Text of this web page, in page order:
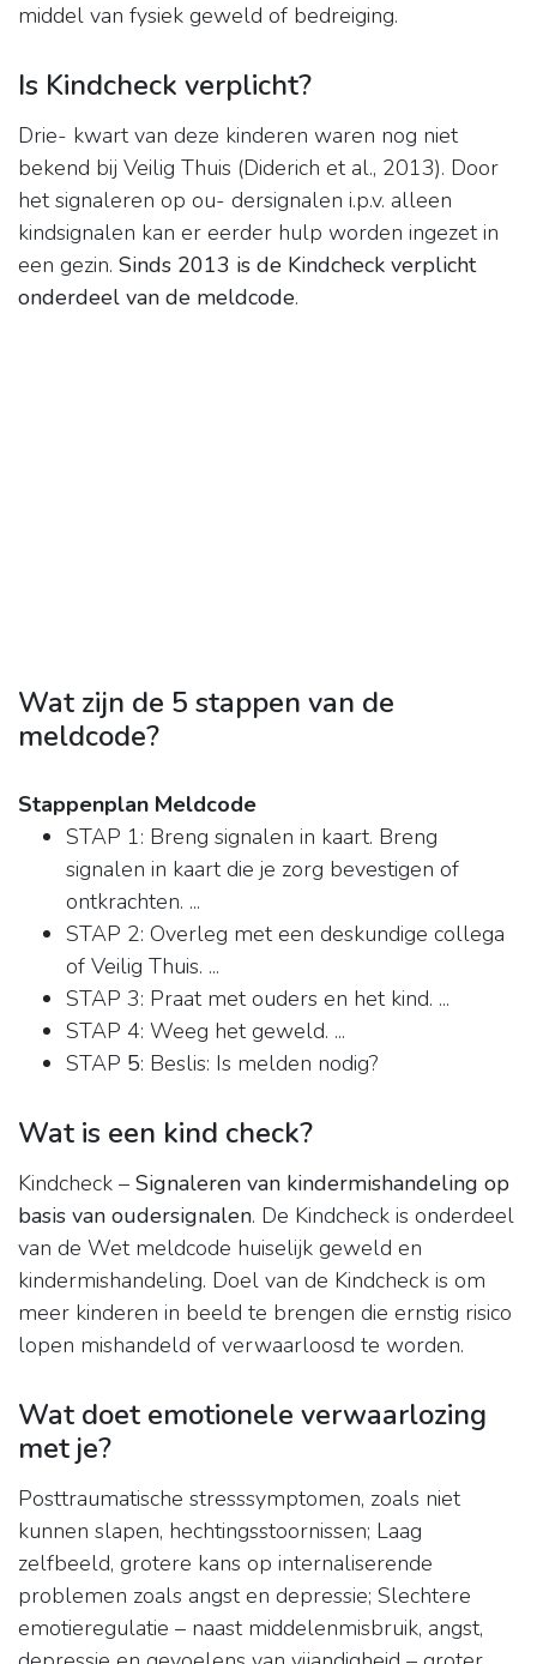
middel van fysiek geweld of bedreiging.
Is Kindcheck verplicht?
Drie- kwart van deze kinderen waren nog niet
bekend bij Veilig Thuis (Diderich et al., 2013). Door
het signaleren op ou- dersignalen i.p.v. alleen
kindsignalen kan er eerder hulp worden ingezet in
een gezin. Sinds 2013 is de Kindcheck verplicht
onderdeel van de meldcode.
Wat zijn de 5 stappen van de
meldcode?
Stappenplan Meldcode
STAP 1: Breng signalen in kaart. Breng
signalen in kaart die je zorg bevestigen of
ontkrachten. ...
STAP 2: Overleg met een deskundige collega
of Veilig Thuis. ...
STAP 3: Praat met ouders en het kind. ...
STAP 4: Weeg het geweld. ...
STAP 5: Beslis: Is melden nodig?
Wat is een kind check?
Kindcheck – Signaleren van kindermishandeling op
basis van oudersignalen. De Kindcheck is onderdeel
van de Wet meldcode huiselijk geweld en
kindermishandeling. Doel van de Kindcheck is om
meer kinderen in beeld te brengen die ernstig risico
lopen mishandeld of verwaarloosd te worden.
Wat doet emotionele verwaarlozing
met je?
Posttraumatische stresssymptomen, zoals niet
kunnen slapen, hechtingsstoornissen; Laag
zelfbeeld, grotere kans op internaliserende
problemen zoals angst en depressie; Slechtere
emotieregulatie – naast middelenmisbruik, angst,